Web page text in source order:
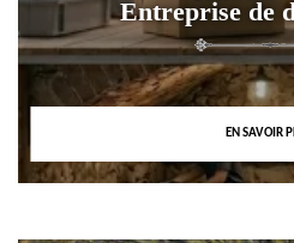
Entreprise de
EN SAVOIR